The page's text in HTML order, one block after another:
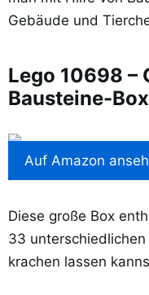
Gebäude und
Lego 10698 –
Bausteine-Box
Auf Amazon
Diese große Box
33
krachen lassen